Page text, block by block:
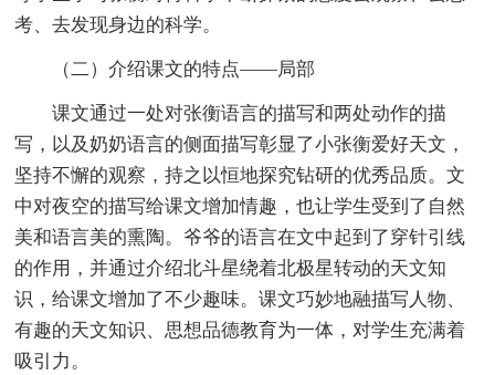
考、去发现身边的科学。
（二）介绍课文的特点——局部
课文通过一处对张衡语言的描写和两处动作的描
写，以及奶奶语言的侧面描写彰显了小张衡爱好天文，
坚持不懈的观察，持之以恒地探究钻研的优秀品质。文
中对夜空的描写给课文增加情趣，也让学生受到了自然
美和语言美的熏陶。爷爷的语言在文中起到了穿针引线
的作用，并通过介绍北斗星绕着北极星转动的天文知
识，给课文增加了不少趣味。课文巧妙地融描写人物、
有趣的天文知识、思想品德教育为一体，对学生充满着
吸引力。